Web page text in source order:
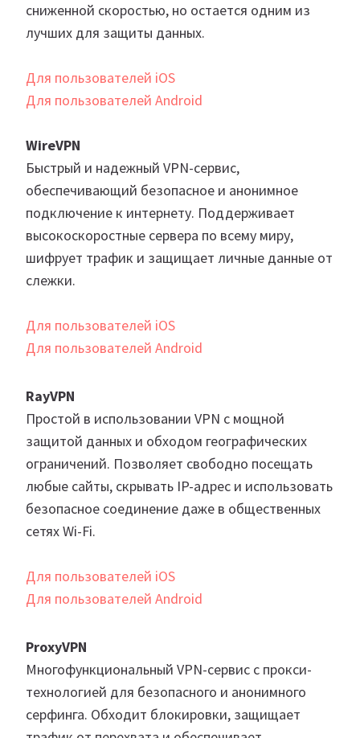
сниженной скоростью, но остается одним из
лучших для защиты данных.
Для пользователей iOS
Для пользователей Android
WireVPN
Быстрый и надежный VPN-сервис,
обеспечивающий безопасное и анонимное
подключение к интернету. Поддерживает
высокоскоростные сервера по всему миру,
шифрует трафик и защищает личные данные от
слежки.
Для пользователей iOS
Для пользователей Android
RayVPN
Простой в использовании VPN с мощной
защитой данных и обходом географических
ограничений. Позволяет свободно посещать
любые сайты, скрывать IP-адрес и использовать
безопасное соединение даже в общественных
сетях Wi-Fi.
Для пользователей iOS
Для пользователей Android
ProxyVPN
Многофункциональный VPN-сервис с прокси-
технологией для безопасного и анонимного
серфинга. Обходит блокировки, защищает